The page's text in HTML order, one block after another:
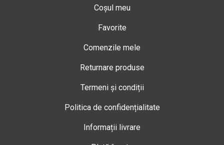
Coșul meu
Favorite
Comenzile mele
Returnare produse
Termeni și condiții
Politica de confidențialitate
Informații livrare